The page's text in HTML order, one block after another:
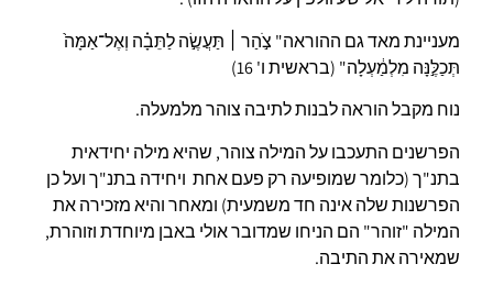
מעניינת מאד גם ההוראה" צֹ֣הַר
תַּעֲשֶׂ֣ה לַתֵּבָ֗ה וְאֶל־אַמָּה֙
תְּכַלֶּ֣נָּה מִלְמַ֔עְלָה" (בראשית ו' 16)
נוח מקבל הוראה לבנות לתיבה צוהר מלמעלה.
הפרשנים התעכבו על המילה צוהר, שהיא מילה יחידאית
בתנ"ך (כלומר שמופיעה רק פעם אחת ויחידה בתנ"ך ועל כן
הפרשנות שלה אינה חד משמעית) ומאחר והיא מזכירה את
המילה "זוהר" הם הניחו שמדובר אולי באבן מיוחדת וזוהרת,
שמאירה את התיבה.